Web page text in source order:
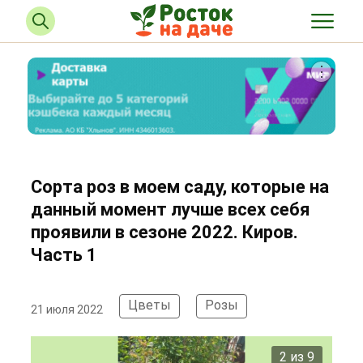
Сорта роз в моем саду, которые на
данный момент лучше всех себя
проявили в сезоне 2022. Киров.
Часть 1
21 июля 2022 Цветы Розы
2 из 9